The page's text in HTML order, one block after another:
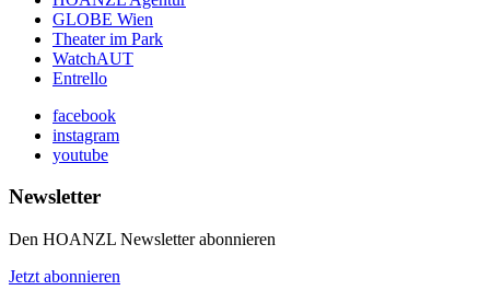
GLOBE Wien
Theater im Park
WatchAUT
Entrello
facebook
instagram
youtube
Newsletter
Den HOANZL Newsletter abonnieren
Jetzt abonnieren